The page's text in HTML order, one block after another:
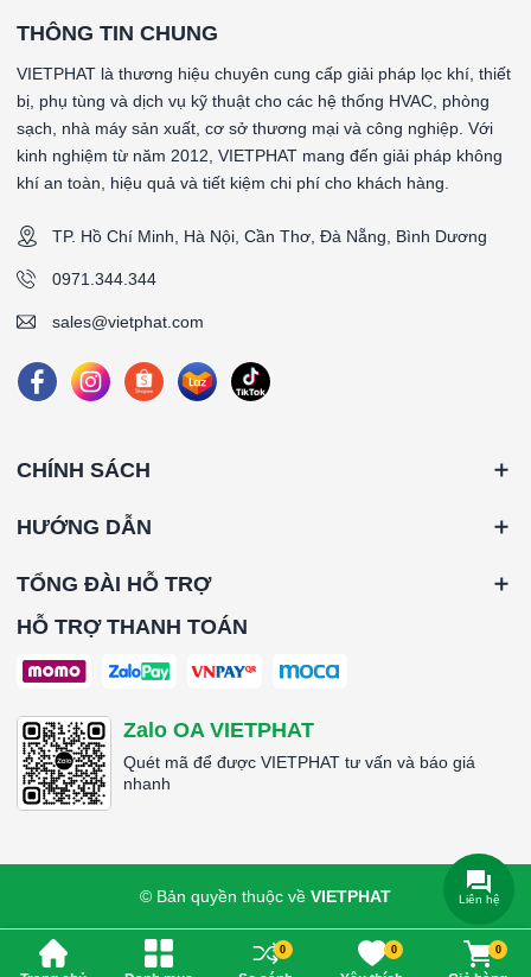
THÔNG TIN CHUNG
VIETPHAT là thương hiệu chuyên cung cấp giải pháp lọc khí, thiết
bị, phụ tùng và dịch vụ kỹ thuật cho các hệ thống HVAC, phòng
sạch, nhà máy sản xuất, cơ sở thương mại và công nghiệp. Với
kinh nghiệm từ năm 2012, VIETPHAT mang đến giải pháp không
khí an toàn, hiệu quả và tiết kiệm chi phí cho khách hàng.
TP. Hồ Chí Minh, Hà Nội, Cần Thơ, Đà Nẵng, Bình Dương
0971.344.344
sales@vietphat.com
CHÍNH SÁCH
HƯỚNG DẪN
TỔNG ĐÀI HỖ TRỢ
HỖ TRỢ THANH TOÁN
Zalo OA VIETPHAT
Quét mã để được VIETPHAT tư vấn và báo giá
nhanh
© Bản quyền thuộc về VIETPHAT
0 0 0
Liên hệ